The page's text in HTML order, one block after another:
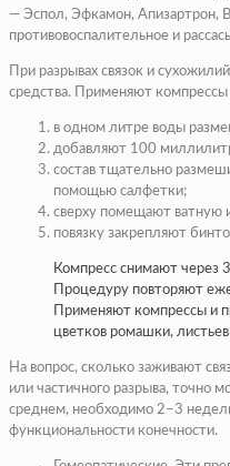
— Эспол, Эфкамон, Апизартрон,
противовоспалительное и
При разрывах связок и
средства. Применяют компрессы
в одном литре воды
добавляют 100
состав тщательно
помощью салфетки;
сверху помещают ватную
повязку закрепляют
Компресс снимают через
Процедуру повторяют
Применяют компрессы и
цветков ромашки,
На вопрос, сколько заживают
или частичного разрыва, точно
среднем, необходимо 2–3
функциональности конечности.